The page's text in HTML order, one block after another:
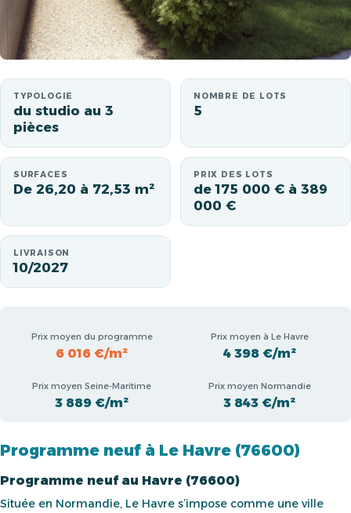
TYPOLOGIE
du studio au 3
pièces
NOMBRE DE LOTS
5
SURFACES
De 26,20 à 72,53 m²
PRIX DES LOTS
de 175 000 € à 389
000 €
LIVRAISON
10/2027
Prix moyen du programme
6 016 €/m²
Prix moyen à Le Havre
4 398 €/m²
Prix moyen Seine-Maritime
3 889 €/m²
Prix moyen Normandie
3 843 €/m²
Programme neuf à Le Havre (76600)
Programme neuf au Havre (76600)
Située en Normandie, Le Havre s’impose comme une ville